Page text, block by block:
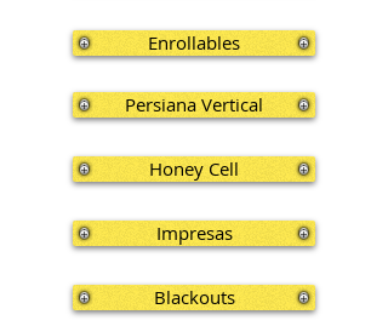
Enrollables
Persiana Vertical
Honey Cell
Impresas
Blackouts